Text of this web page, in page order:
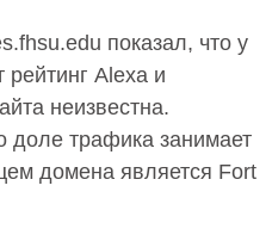
показал, что у
рейтинг Alexa и
неизвестна.
трафика занимает
домена является Fort